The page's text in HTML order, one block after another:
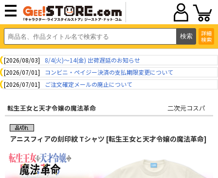
詳細
検索
[2026/08/03]
8/4(火)～14(金) 出荷遅延のお知らせ
[2026/07/01]
コンビニ・ペイジー決済の支払期限変更について
[2026/07/01]
ご注文確定メールの廃止について
転生王女と天才令嬢の魔法革命 二次元コスパ
アニスフィアの刻印紋 Tシャツ [転生王女と天才令嬢の魔法革命]